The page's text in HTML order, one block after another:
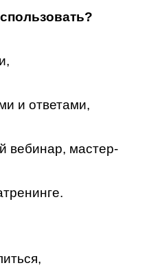
и ответами,
вебинар, мастер-